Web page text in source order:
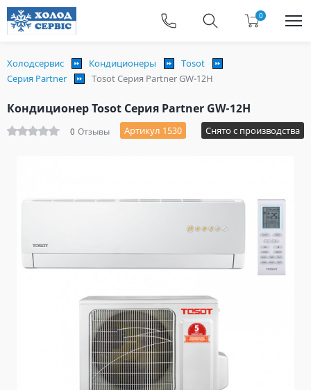
0
Холодсервис Кондиционеры
Tosot
Серия Partner
Tosot Серия Partner GW-12H
Кондиционер Tosot Серия Partner GW-12H
0 Отзывы Артикул 1530 Снято с производства